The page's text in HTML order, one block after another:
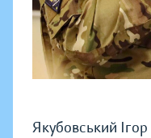
Якубовський